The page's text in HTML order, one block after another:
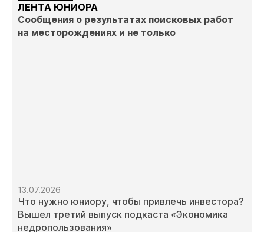
ЛЕНТА ЮНИОРА
Сообщения о результатах поисковых работ
на месторождениях и не только
13.07.2026
Что нужно юниору, чтобы привлечь инвестора?
Вышел третий выпуск подкаста «Экономика
недропользования»